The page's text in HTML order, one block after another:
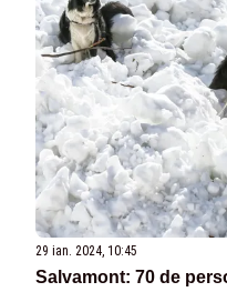
29 ian. 2024, 10:45
Salvamont: 70 de